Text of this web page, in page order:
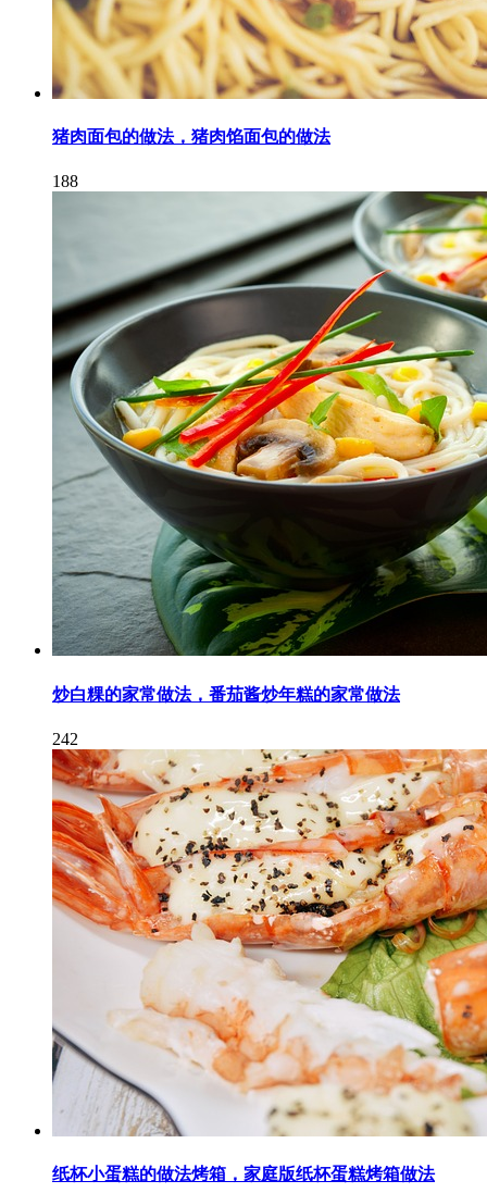
猪肉面包的做法，猪肉馅面包的做法
188
炒白粿的家常做法，番茄酱炒年糕的家常做法
242
纸杯小蛋糕的做法烤箱，家庭版纸杯蛋糕烤箱做法